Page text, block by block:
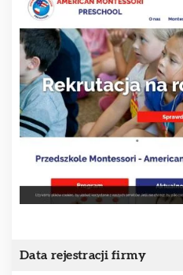
Data rejestracji firmy